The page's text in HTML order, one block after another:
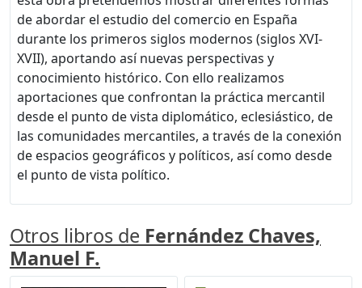
de abordar el estudio del comercio en España
durante los primeros siglos modernos (siglos XVI-
XVII), aportando así nuevas perspectivas y
conocimiento histórico. Con ello realizamos
aportaciones que confrontan la práctica mercantil
desde el punto de vista diplomático, eclesiástico, de
las comunidades mercantiles, a través de la conexión
de espacios geográficos y políticos, así como desde
el punto de vista político.
Otros libros de Fernández Chaves,
Manuel F.